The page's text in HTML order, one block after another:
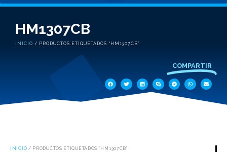
HM1307CB
INICIO / PRODUCTOS ETIQUETADOS “HM1307CB”
COMPARTIR
INICIO / PRODUCTOS ETIQUETADOS “HM1307CB”